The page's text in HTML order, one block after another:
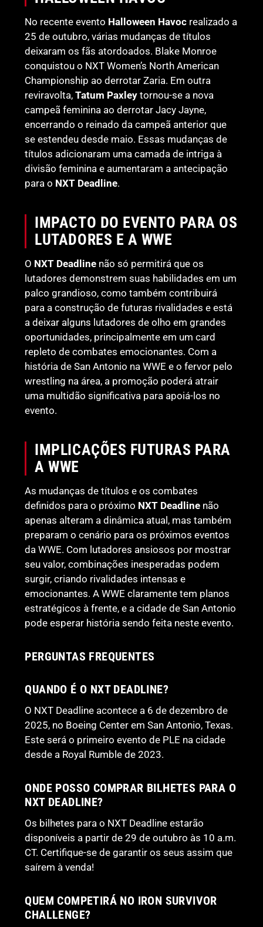
No recente evento Halloween Havoc realizado a
25 de outubro, várias mudanças de títulos
deixaram os fãs atordoados. Blake Monroe
conquistou o NXT Women’s North American
Championship ao derrotar Zaria. Em outra
reviravolta,Tatum Paxley tornou-se a nova
campeã feminina ao derrotar Jacy Jayne,
encerrando o reinado da campeã anterior que
se estendeu desde maio. Essas mudanças de
títulos adicionaram uma camada de intriga à
divisão feminina e aumentaram a antecipação
para o NXT Deadline.
IMPACTO DO EVENTO PARA OS
LUTADORES E A WWE
O NXT Deadline não só permitirá que os
lutadores demonstrem suas habilidades em um
palco grandioso, como também contribuirá
para a construção de futuras rivalidades e está
a deixar alguns lutadores de olho em grandes
oportunidades, principalmente em um card
repleto de combates emocionantes. Com a
história de San Antonio na WWE e o fervor pelo
wrestling na área, a promoção poderá atrair
uma multidão significativa para apoiá-los no
evento.
IMPLICAÇÕES FUTURAS PARA
A WWE
As mudanças de títulos e os combates
definidos para o próximo NXT Deadline não
apenas alteram a dinâmica atual, mas também
preparam o cenário para os próximos eventos
da WWE. Com lutadores ansiosos por mostrar
seu valor, combinações inesperadas podem
surgir, criando rivalidades intensas e
emocionantes. A WWE claramente tem planos
estratégicos à frente, e a cidade de San Antonio
pode esperar história sendo feita neste evento.
PERGUNTAS FREQUENTES
QUANDO É O NXT DEADLINE?
O NXT Deadline acontece a 6 de dezembro de
2025, no Boeing Center em San Antonio, Texas.
Este será o primeiro evento de PLE na cidade
desde a Royal Rumble de 2023.
ONDE POSSO COMPRAR BILHETES PARA O
NXT DEADLINE?
Os bilhetes para o NXT Deadline estarão
disponíveis a partir de 29 de outubro às 10 a.m.
CT. Certifique-se de garantir os seus assim que
saírem à venda!
QUEM COMPETIRÁ NO IRON SURVIVOR
CHALLENGE?